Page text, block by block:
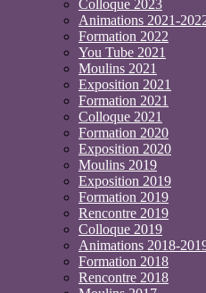
Colloque 2023
Animations 2021-
Formation 2022
You Tube 2021
Moulins 2021
Exposition 2021
Formation 2021
Colloque 2021
Formation 2020
Exposition 2020
Moulins 2019
Exposition 2019
Formation 2019
Rencontre 2019
Colloque 2019
Animations 2018-
Formation 2018
Rencontre 2018